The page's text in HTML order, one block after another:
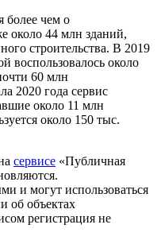
более чем о
около 44 млн зданий,
строительства. В 2019
воспользовалось около
60 млн
2020 года сервис
около 11 млн
около 150 тыс.
сервисе «Публичная
и могут использоваться
об объектах
регистрация не